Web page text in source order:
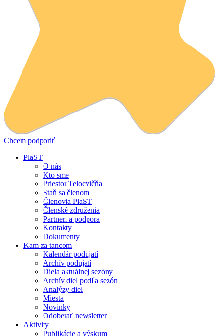
Chcem podporiť
PlaST
O nás
Kto sme
Priestor Telocvičňa
Staň sa členom
Členovia PlaST
Členské združenia
Partneri a podpora
Kontakty
Dokumenty
Kam za tancom
Kalendár podujatí
Archív podujatí
Diela aktuálnej sezóny
Archív diel podľa sezón
Analýzy diel
Miesta
Novinky
Odoberať newsletter
Aktivity
Publikácie a výskum